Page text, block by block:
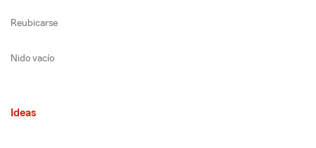
Reubicarse
Nido vacío
Ideas